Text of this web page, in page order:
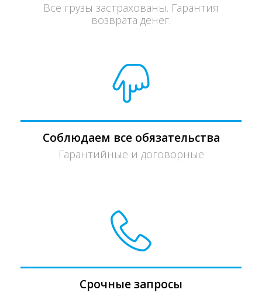
Все грузы застрахованы. Гарантия
возврата денег.
Соблюдаем все обязательства
Гарантийные и договорные
Срочные запросы